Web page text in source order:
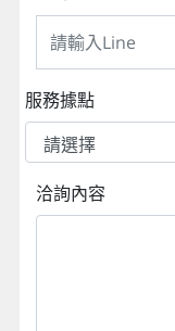
服務據點
洽詢內容